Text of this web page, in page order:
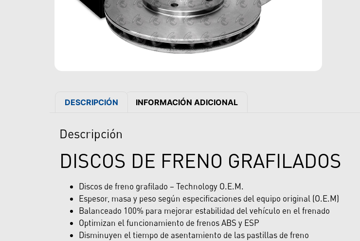
DESCRIPCIÓN INFORMACIÓN ADICIONAL
Descripción
DISCOS DE FRENO GRAFILADOS
Discos de freno grafilado – Technology O.E.M.
Espesor, masa y peso según especificaciones del equipo original (O.E.M)
Balanceado 100% para mejorar estabilidad del vehículo en el frenado
Optimizan el funcionamiento de frenos ABS y ESP
Disminuyen el tiempo de asentamiento de las pastillas de freno